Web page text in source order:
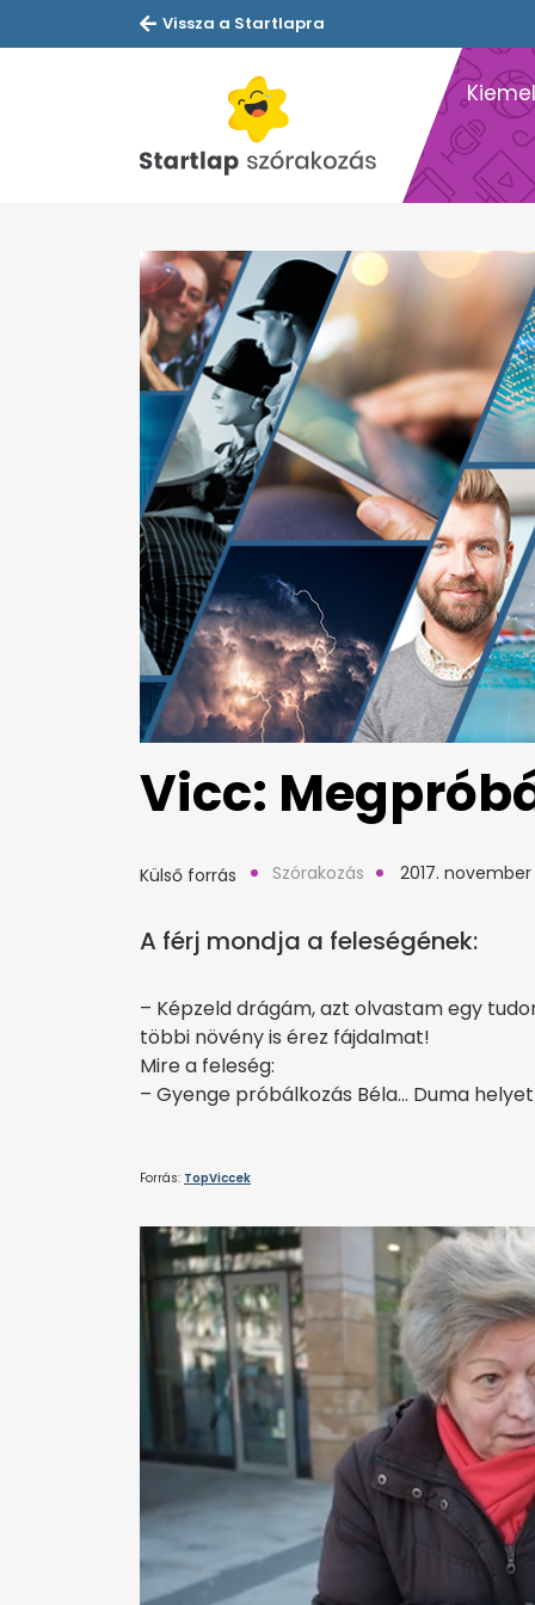
Vissza a Startlapra
Vicc:
Külső forrás Szórakozás 2017. november
A férj mondja a feleségének:
– Képzeld drágám, azt olvastam egy
többi növény is érez fájdalmat!
Mire a feleség:
– Gyenge próbálkozás Béla… Duma
Forrás: TopViccek